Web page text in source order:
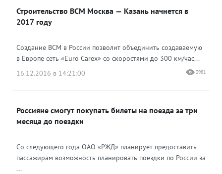
Строительство ВСМ Москва — Казань начнется в
2017 году
Создание ВСМ в России позволит объединить создаваемую
в Европе сеть «Euro Carex» со скоростями до 300 км/час...
16.12.2016 в 14:21:00
3981
Россияне смогут покупать билеты на поезда за три
месяца до поездки
Со следующего года ОАО «РЖД» планирует предоставить
пассажирам возможность планировать поездки по России за
...